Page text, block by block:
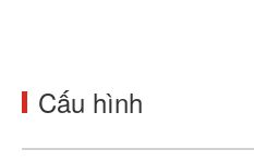
Cấu hình